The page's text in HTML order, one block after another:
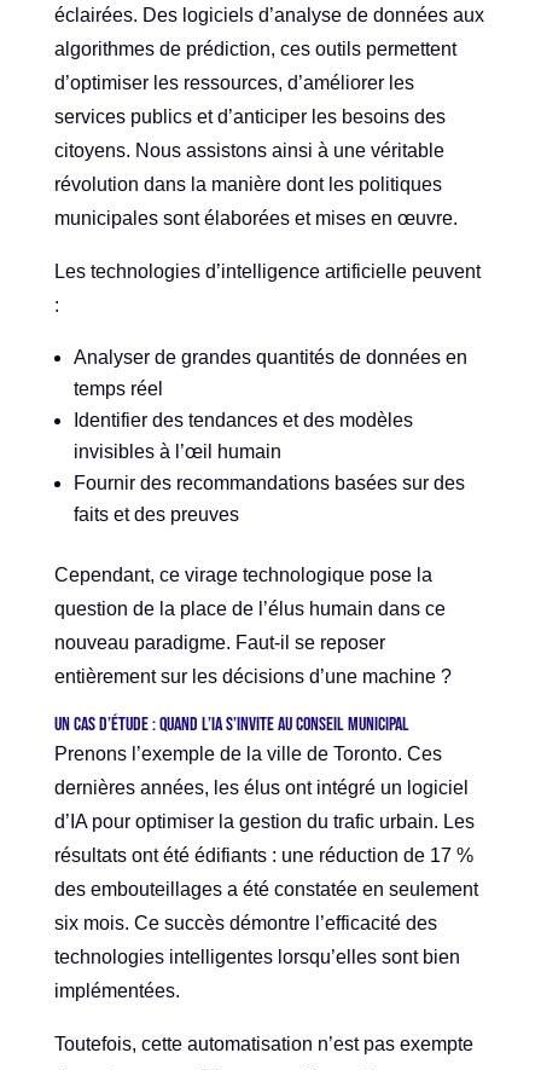
éclairées. Des logiciels d’analyse de données aux
algorithmes de prédiction, ces outils permettent
d’optimiser les ressources, d’améliorer les
services publics et d’anticiper les besoins des
citoyens. Nous assistons ainsi à une véritable
révolution dans la manière dont les politiques
municipales sont élaborées et mises en œuvre.
Les technologies d’intelligence artificielle peuvent
:
Analyser de grandes quantités de données en
temps réel
Identifier des tendances et des modèles
invisibles à l’œil humain
Fournir des recommandations basées sur des
faits et des preuves
Cependant, ce virage technologique pose la
question de la place de l’élus humain dans ce
nouveau paradigme. Faut-il se reposer
entièrement sur les décisions d’une machine ?
Un cas d’étude : quand l’IA s’invite au conseil municipal
Prenons l’exemple de la ville de Toronto. Ces
dernières années, les élus ont intégré un logiciel
d’IA pour optimiser la gestion du trafic urbain. Les
résultats ont été édifiants : une réduction de 17 %
des embouteillages a été constatée en seulement
six mois. Ce succès démontre l’efficacité des
technologies intelligentes lorsqu’elles sont bien
implémentées.
Toutefois, cette automatisation n’est pas exempte